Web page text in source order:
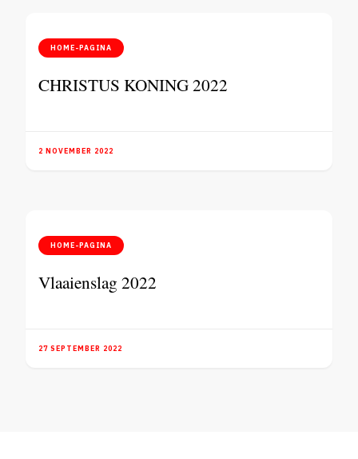
HOME-PAGINA
CHRISTUS KONING 2022
2 NOVEMBER 2022
HOME-PAGINA
Vlaaienslag 2022
27 SEPTEMBER 2022